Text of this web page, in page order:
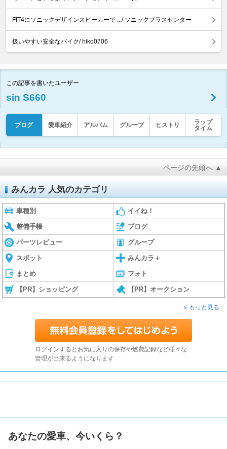
FIT4にソニックデザインスピーカーで .../ ソニックプラスセンター
扱いやすい安全なバイク/ hiko0706
この記事を書いたユーザー
sin S660
ブログ 愛車紹介 アルバム グループ ヒストリ
ラップ
タイム
ページの先頭へ ▲
みんカラ 人気のカテゴリ
車種別 イイね！
整備手帳 ブログ
パーツレビュー グループ
スポット みんカラ＋
まとめ フォト
【PR】ショッピング 【PR】オークション
もっと見る
ログインするとお気に入りの保存や燃費記録など様々な
管理が出来るようになります
あなたの愛車、今いくら？